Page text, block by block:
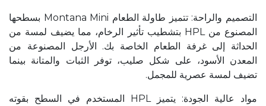
التصميم والراحة: تتميز طاولة الطعام Montana Mini بسطحها
المصنوع من HPL بتشطيب تأثير الرخام، مما يضيف لمسة من
الحداثة إلى غرفة الطعام الخاصة بك. الأرجل المصنوعة من
المعدن الأسود، على شكل صليب، توفر الثبات والمتانة بينما
تضيف لمسة عصرية للمجمل.
مواد عالية الجودة: يتميز HPL المستخدم في السطح بقوته